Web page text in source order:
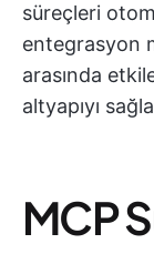
süreçleri
entegrasyon
arasında
altyapıyı
MCP